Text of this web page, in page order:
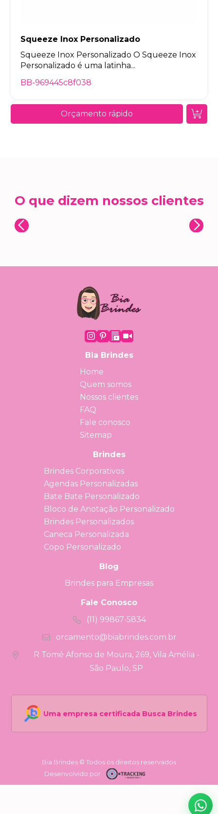
Squeeze Inox Personalizado
Squeeze Inox Personalizado O Squeeze Inox
Personalizado é uma latinha...
BB-969445c8f038
Orçamento rápido
O que dizem nossos clientes
Bia Brindes
Home
Quem somos
Nossos clientes
FAQ
Fale conosco
Sitemap
Brindes
Brindes Corporativos
Agendas Personalizadas
Bate Bate Personalizado
Bloco de Anotação Personalizado
Brindes Personalizados
Caneca Personalizada
Copo Personalizado
Blog
Brindes para Empresas
Fale Conosco
(11) 99867-5834
orcamento@biabrindes.com.br
R Tomé Afonso de Moura, 269, Vila Amélia -
São Paulo, SP
Uma empresa certificada Busca Brindes
Bia Brindes © Todos os direitos reservados
Desenvolvido por